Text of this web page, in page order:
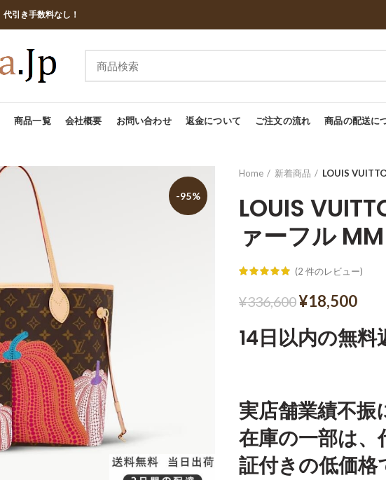
代引き手数料なし！
商品一覧 会社概要 お問い合わせ 返金について ご注文の流れ 商品の配送に
-95%
Home 新着商品 LOUIS
LOUIS
ァーフル
(2 件のレビュー)
¥336,600¥18,500
14日以内の無料
実店舗業績不振
在庫の一部は、
証付きの低価格